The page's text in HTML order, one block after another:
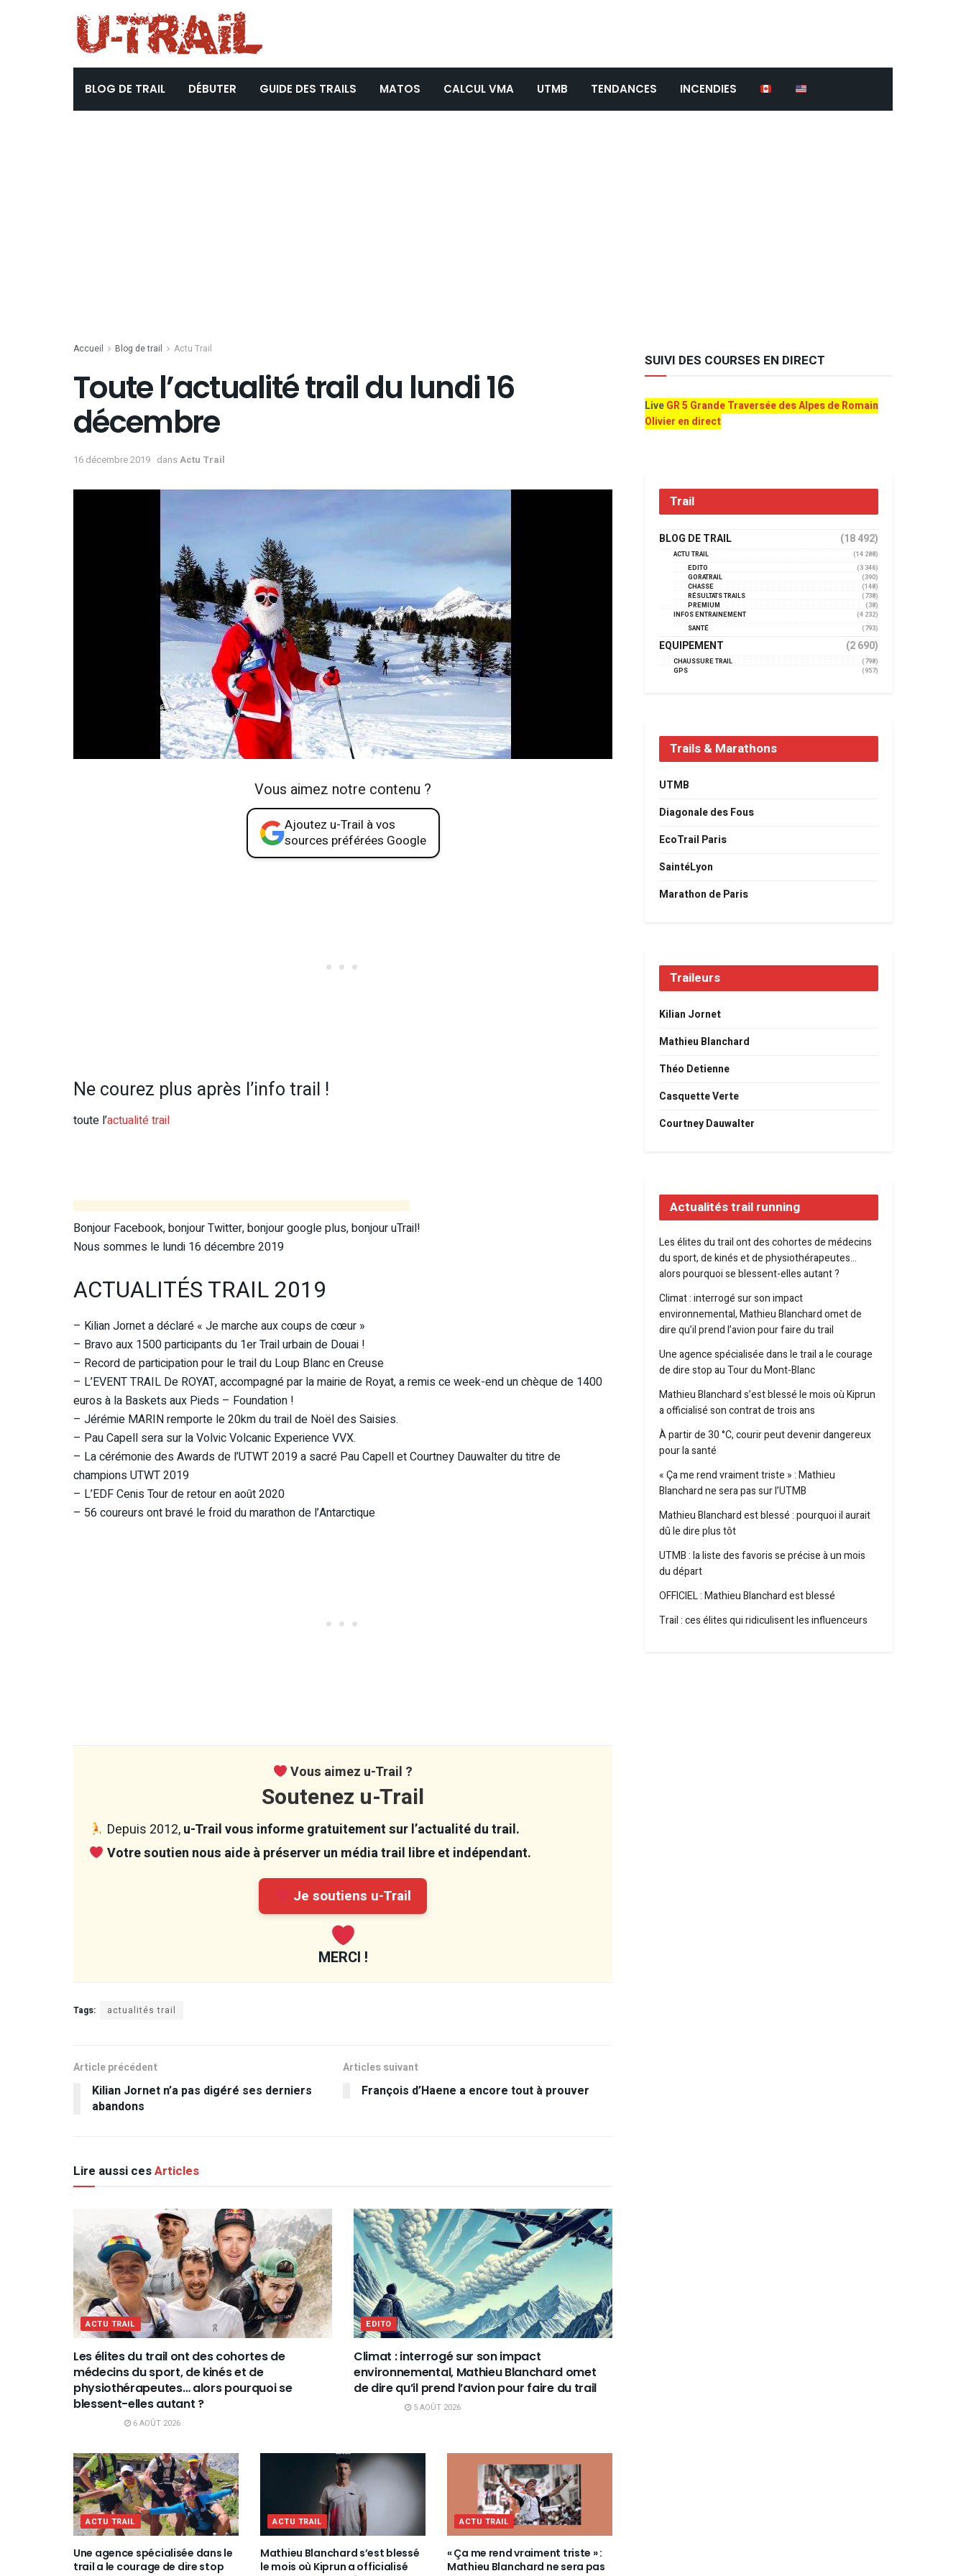
BLOG DE TRAIL DÉBUTER GUIDE DES TRAILS MATOS CALCUL VMA UTMB TENDANCES INCENDIES
Accueil Blog de trail Actu Trail
Toute l’actualité trail du lundi 16
décembre
16 décembre 2019 dansActu Trail
Vous aimez notre contenu ?
Ajoutez u-Trail à vos
sources préférées Google
Ne courez plus après l’info trail !
toute l’actualité trail
Bonjour Facebook, bonjour Twitter, bonjour google plus, bonjour uTrail!
Nous sommes le lundi 16 décembre 2019
ACTUALITÉS TRAIL 2019
– Kilian Jornet a déclaré « Je marche aux coups de cœur »
– Bravo aux 1500 participants du 1er Trail urbain de Douai !
– Record de participation pour le trail du Loup Blanc en Creuse
– L’EVENT TRAIL De ROYAT, accompagné par la mairie de Royat, a remis ce week-end un chèque de 1400
euros à la Baskets aux Pieds – Foundation !
– Jérémie MARIN remporte le 20km du trail de Noël des Saisies.
– Pau Capell sera sur la Volvic Volcanic Experience VVX.
– La cérémonie des Awards de l’UTWT 2019 a sacré Pau Capell et Courtney Dauwalter du titre de
champions UTWT 2019
– L’EDF Cenis Tour de retour en août 2020
– 56 coureurs ont bravé le froid du marathon de l’Antarctique
Vous aimez u-Trail ?
Soutenez u-Trail
Depuis 2012,u-Trail vous informe gratuitement sur l’actualité du trail.
Votre soutien nous aide à préserver un média trail libre et indépendant.
Je soutiens u-Trail
MERCI !
Tags: actualités trail
Article précédent
Kilian Jornet n’a pas digéré ses derniers
abandons
Articles suivant
François d’Haene a encore tout à prouver
Lire aussi cesArticles
ACTU TRAIL
Les élites du trail ont des cohortes de
médecins du sport, de kinés et de
physiothérapeutes… alors pourquoi se
blessent-elles autant ?
6 AOÛT 2026
EDITO
Climat : interrogé sur son impact
environnemental, Mathieu Blanchard omet
de dire qu’il prend l’avion pour faire du trail
5 AOÛT 2026
ACTU TRAIL
Une agence spécialisée dans le
trail a le courage de dire stop
ACTU TRAIL
Mathieu Blanchard s’est blessé
le mois où Kiprun a officialisé
ACTU TRAIL
« Ça me rend vraiment triste » :
Mathieu Blanchard ne sera pas
SUIVI DES COURSES EN DIRECT
LiveGR 5 Grande Traversée des Alpes de Romain
Olivier en direct
Trail
BLOG DE TRAIL (18 492)
ACTU TRAIL
(14 288)
EDITO
(3 346)
GORATRAIL
(390)
CHASSE
(148)
RÉSULTATS TRAILS
(738)
PREMIUM
(38)
INFOS ENTRAINEMENT
(4 232)
SANTÉ
(793)
EQUIPEMENT (2 690)
CHAUSSURE TRAIL
(798)
GPS
(957)
Trails & Marathons
UTMB
Diagonale des Fous
EcoTrail Paris
SaintéLyon
Marathon de Paris
Traileurs
Kilian Jornet
Mathieu Blanchard
Théo Detienne
Casquette Verte
Courtney Dauwalter
Actualités trail running
Les élites du trail ont des cohortes de médecins
du sport, de kinés et de physiothérapeutes…
alors pourquoi se blessent-elles autant ?
Climat : interrogé sur son impact
environnemental, Mathieu Blanchard omet de
dire qu’il prend l’avion pour faire du trail
Une agence spécialisée dans le trail a le courage
de dire stop au Tour du Mont-Blanc
Mathieu Blanchard s’est blessé le mois où Kiprun
a officialisé son contrat de trois ans
À partir de 30 °C, courir peut devenir dangereux
pour la santé
« Ça me rend vraiment triste » : Mathieu
Blanchard ne sera pas sur l’UTMB
Mathieu Blanchard est blessé : pourquoi il aurait
dû le dire plus tôt
UTMB : la liste des favoris se précise à un mois
du départ
OFFICIEL : Mathieu Blanchard est blessé
Trail : ces élites qui ridiculisent les influenceurs